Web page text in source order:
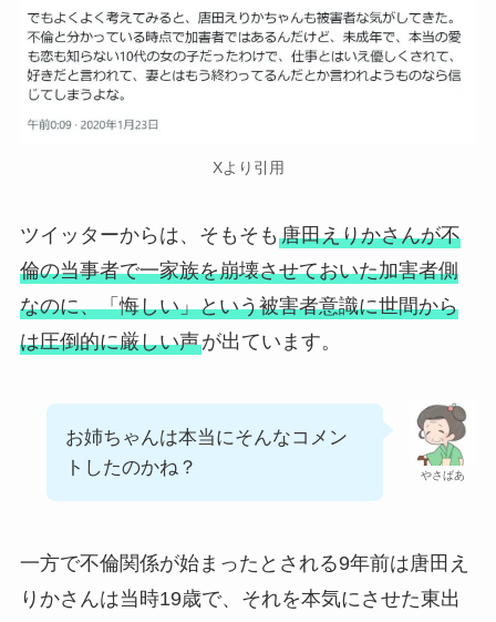
Xより引用
ツイッターからは、そもそも 唐田えりかさんが不
倫の当事者で一家族を崩壊させておいた加害者側
なのに、「悔しい」という被害者意識に世間から
は圧倒的に厳しい声が出ています。
やさばあ
お姉ちゃんは本当にそんなコメン
トしたのかね？
一方で不倫関係が始まったとされる9年前は唐田え
りかさんは当時19歳で、それを本気にさせた東出